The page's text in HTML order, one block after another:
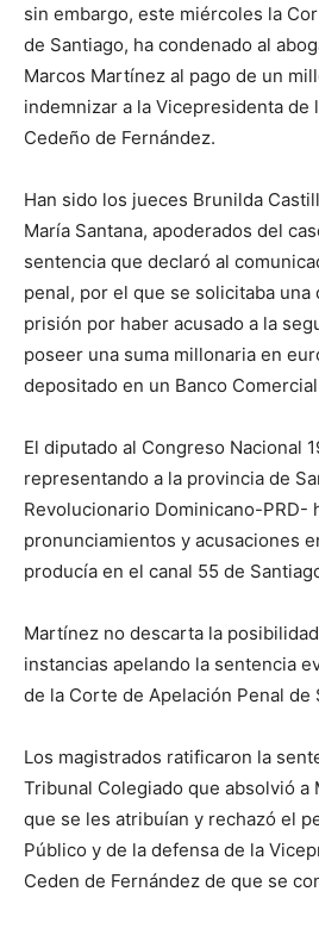
sin embargo, este miércoles la
de Santiago, ha condenado al
Marcos Martínez al pago de un
indemnizar a la Vicepresidenta de
Cedeño de Fernández.
Han sido los jueces Brunilda
María Santana, apoderados del
sentencia que declaró al
penal, por el que se solicitaba una
prisión por haber acusado a la
poseer una suma millonaria en
depositado en un Banco
El diputado al Congreso Nacional
representando a la provincia de
Revolucionario Dominicano-PRD-
pronunciamientos y acusaciones
producía en el canal 55 de
Martínez no descarta la
instancias apelando la sentencia
de la Corte de Apelación Penal de
Los magistrados ratificaron la
Tribunal Colegiado que absolvió a
que se les atribuían y rechazó el
Público y de la defensa de la
Ceden de Fernández de que se